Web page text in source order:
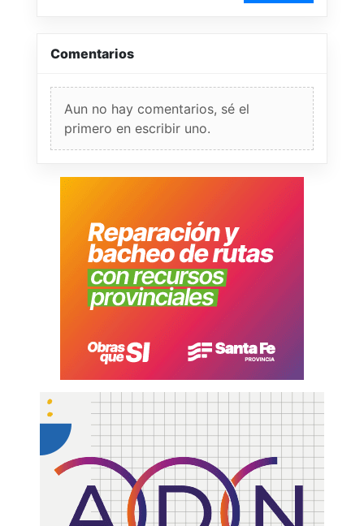
Comentarios
Aun no hay comentarios, sé el
primero en escribir uno.